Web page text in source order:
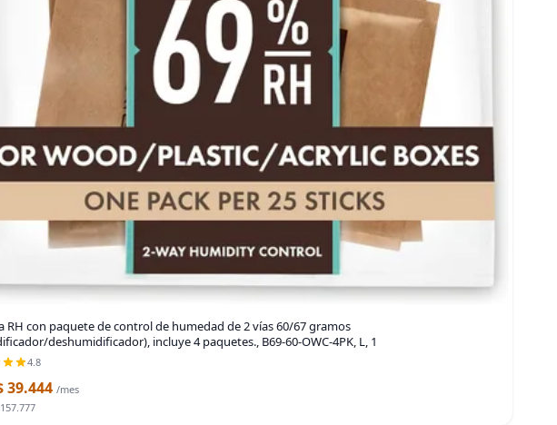
RH con paquete de control de humedad de 2 vías 60/67 gramos
deshumidificador), incluye 4 paquetes., B69-60-OWC-4PK, L, 1
4.8
39.444 /mes